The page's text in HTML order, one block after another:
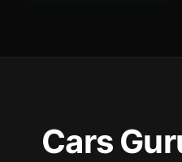
Cars